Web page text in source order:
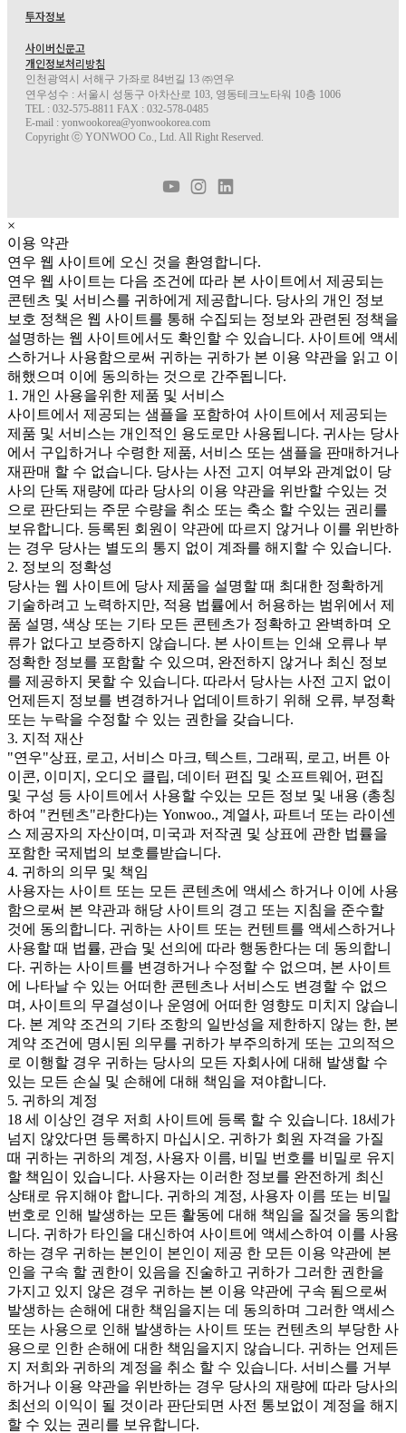
투자정보
사이버신문고
개인정보처리방침
인천광역시 서해구 가좌로 84번길 13 ㈜연우
연우성수 : 서울시 성동구 아차산로 103, 영동테크노타워 10층 1006
TEL : 032-575-8811 FAX : 032-578-0485
E-mail : yonwookorea@yonwookorea.com
Copyright ⓒ YONWOO Co., Ltd. All Right Reserved.
×
이용 약관
연우 웹 사이트에 오신 것을 환영합니다.
연우 웹 사이트는 다음 조건에 따라 본 사이트에서 제공되는
콘텐츠 및 서비스를 귀하에게 제공합니다. 당사의 개인 정보
보호 정책은 웹 사이트를 통해 수집되는 정보와 관련된 정책을
설명하는 웹 사이트에서도 확인할 수 있습니다. 사이트에 액세
스하거나 사용함으로써 귀하는 귀하가 본 이용 약관을 읽고 이
해했으며 이에 동의하는 것으로 간주됩니다.
1. 개인 사용을위한 제품 및 서비스
사이트에서 제공되는 샘플을 포함하여 사이트에서 제공되는
제품 및 서비스는 개인적인 용도로만 사용됩니다. 귀사는 당사
에서 구입하거나 수령한 제품, 서비스 또는 샘플을 판매하거나
재판매 할 수 없습니다. 당사는 사전 고지 여부와 관계없이 당
사의 단독 재량에 따라 당사의 이용 약관을 위반할 수있는 것
으로 판단되는 주문 수량을 취소 또는 축소 할 수있는 권리를
보유합니다. 등록된 회원이 약관에 따르지 않거나 이를 위반하
는 경우 당사는 별도의 통지 없이 계좌를 해지할 수 있습니다.
2. 정보의 정확성
당사는 웹 사이트에 당사 제품을 설명할 때 최대한 정확하게
기술하려고 노력하지만, 적용 법률에서 허용하는 범위에서 제
품 설명, 색상 또는 기타 모든 콘텐츠가 정확하고 완벽하며 오
류가 없다고 보증하지 않습니다. 본 사이트는 인쇄 오류나 부
정확한 정보를 포함할 수 있으며, 완전하지 않거나 최신 정보
를 제공하지 못할 수 있습니다. 따라서 당사는 사전 고지 없이
언제든지 정보를 변경하거나 업데이트하기 위해 오류, 부정확
또는 누락을 수정할 수 있는 권한을 갖습니다.
3. 지적 재산
"연우"상표, 로고, 서비스 마크, 텍스트, 그래픽, 로고, 버튼 아
이콘, 이미지, 오디오 클립, 데이터 편집 및 소프트웨어, 편집
및 구성 등 사이트에서 사용할 수있는 모든 정보 및 내용 (총칭
하여 "컨텐츠"라한다)는 Yonwoo., 계열사, 파트너 또는 라이센
스 제공자의 자산이며, 미국과 저작권 및 상표에 관한 법률을
포함한 국제법의 보호를받습니다.
4. 귀하의 의무 및 책임
사용자는 사이트 또는 모든 콘텐츠에 액세스 하거나 이에 사용
함으로써 본 약관과 해당 사이트의 경고 또는 지침을 준수할
것에 동의합니다. 귀하는 사이트 또는 컨텐트를 액세스하거나
사용할 때 법률, 관습 및 선의에 따라 행동한다는 데 동의합니
다. 귀하는 사이트를 변경하거나 수정할 수 없으며, 본 사이트
에 나타날 수 있는 어떠한 콘텐츠나 서비스도 변경할 수 없으
며, 사이트의 무결성이나 운영에 어떠한 영향도 미치지 않습니
다. 본 계약 조건의 기타 조항의 일반성을 제한하지 않는 한, 본
계약 조건에 명시된 의무를 귀하가 부주의하게 또는 고의적으
로 이행할 경우 귀하는 당사의 모든 자회사에 대해 발생할 수
있는 모든 손실 및 손해에 대해 책임을 져야합니다.
5. 귀하의 계정
18 세 이상인 경우 저희 사이트에 등록 할 수 있습니다. 18세가
넘지 않았다면 등록하지 마십시오. 귀하가 회원 자격을 가질
때 귀하는 귀하의 계정, 사용자 이름, 비밀 번호를 비밀로 유지
할 책임이 있습니다. 사용자는 이러한 정보를 완전하게 최신
상태로 유지해야 합니다. 귀하의 계정, 사용자 이름 또는 비밀
번호로 인해 발생하는 모든 활동에 대해 책임을 질것을 동의합
니다. 귀하가 타인을 대신하여 사이트에 액세스하여 이를 사용
하는 경우 귀하는 본인이 본인이 제공 한 모든 이용 약관에 본
인을 구속 할 권한이 있음을 진술하고 귀하가 그러한 권한을
가지고 있지 않은 경우 귀하는 본 이용 약관에 구속 됨으로써
발생하는 손해에 대한 책임을지는 데 동의하며 그러한 액세스
또는 사용으로 인해 발생하는 사이트 또는 컨텐츠의 부당한 사
용으로 인한 손해에 대한 책임을지지 않습니다. 귀하는 언제든
지 저희와 귀하의 계정을 취소 할 수 있습니다. 서비스를 거부
하거나 이용 약관을 위반하는 경우 당사의 재량에 따라 당사의
최선의 이익이 될 것이라 판단되면 사전 통보없이 계정을 해지
할 수 있는 권리를 보유합니다.